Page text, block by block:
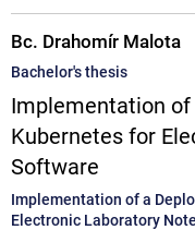
Bc. Drahomír Malota
Bachelor's thesis
Implementation
Kubernetes for
Software
Implementation of a
Electronic Laboratory